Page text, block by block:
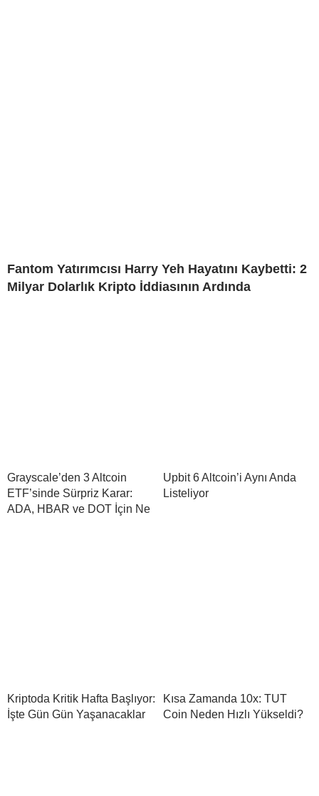
Fantom Yatırımcısı Harry Yeh Hayatını Kaybetti: 2
Milyar Dolarlık Kripto İddiasının Ardında
Grayscale’den 3 Altcoin
ETF’sinde Sürpriz Karar:
ADA, HBAR ve DOT İçin Ne
Upbit 6 Altcoin’i Aynı Anda
Listeliyor
Kriptoda Kritik Hafta Başlıyor:
İşte Gün Gün Yaşanacaklar
Kısa Zamanda 10x: TUT
Coin Neden Hızlı Yükseldi?